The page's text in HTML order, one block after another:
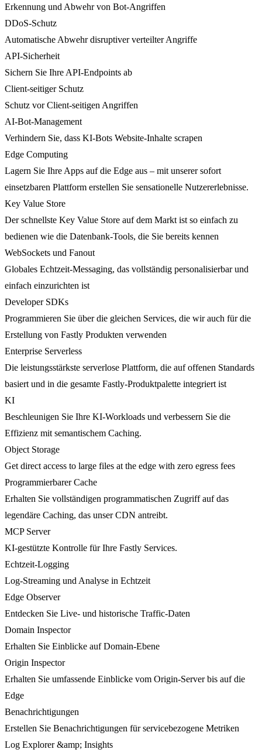
Erkennung und Abwehr von Bot-Angriffen
DDoS-Schutz
Automatische Abwehr disruptiver verteilter Angriffe
API-Sicherheit
Sichern Sie Ihre API-Endpoints ab
Client-seitiger Schutz
Schutz vor Client-seitigen Angriffen
AI-Bot-Management
Verhindern Sie, dass KI-Bots Website-Inhalte scrapen
Edge Computing
Lagern Sie Ihre Apps auf die Edge aus – mit unserer sofort
einsetzbaren Plattform erstellen Sie sensationelle Nutzererlebnisse.
Key Value Store
Der schnellste Key Value Store auf dem Markt ist so einfach zu
bedienen wie die Datenbank-Tools, die Sie bereits kennen
WebSockets und Fanout
Globales Echtzeit-Messaging, das vollständig personalisierbar und
einfach einzurichten ist
Developer SDKs
Programmieren Sie über die gleichen Services, die wir auch für die
Erstellung von Fastly Produkten verwenden
Enterprise Serverless
Die leistungsstärkste serverlose Plattform, die auf offenen Standards
basiert und in die gesamte Fastly-Produktpalette integriert ist
KI
Beschleunigen Sie Ihre KI-Workloads und verbessern Sie die
Effizienz mit semantischem Caching.
Object Storage
Get direct access to large files at the edge with zero egress fees
Programmierbarer Cache
Erhalten Sie vollständigen programmatischen Zugriff auf das
legendäre Caching, das unser CDN antreibt.
MCP Server
KI-gestützte Kontrolle für Ihre Fastly Services.
Echtzeit-Logging
Log-Streaming und Analyse in Echtzeit
Edge Observer
Entdecken Sie Live- und historische Traffic-Daten
Domain Inspector
Erhalten Sie Einblicke auf Domain-Ebene
Origin Inspector
Erhalten Sie umfassende Einblicke vom Origin-Server bis auf die
Edge
Benachrichtigungen
Erstellen Sie Benachrichtigungen für servicebezogene Metriken
Log Explorer &amp; Insights